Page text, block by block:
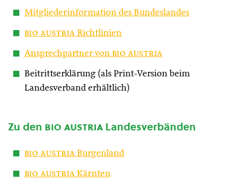
Mitgliederinformation des Bundeslandes
bio austria Richtlinien
Ansprechpartner von bio austria
Beitrittserklärung (als Print-Version beim
Landesverband erhältlich)
Zu den bio austria Landesverbänden
bio austria Burgenland
bio austria Kärnten